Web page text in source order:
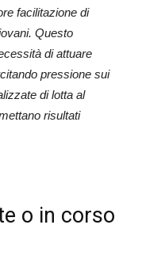
facilitazione di
Questo
di attuare
pressione sui
di lotta al
risultati
o in corso